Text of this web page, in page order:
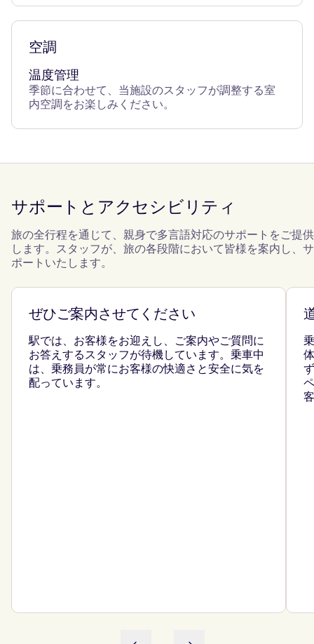
空調
温度管理
季節に合わせて、当施設のスタッフが調整する室
内空調をお楽しみください。
サポートとアクセシビリティ
旅の全行程を通じて、親身で多言語対応のサポートをご提供
します。スタッフが、旅の各段階において皆様を案内し、サ
ポートいたします。
ぜひご案内させてください
駅では、お客様をお迎えし、ご案内やご質問に
お答えするスタッフが待機しています。乗車中
は、乗務員が常にお客様の快適さと安全に気を
配っています。